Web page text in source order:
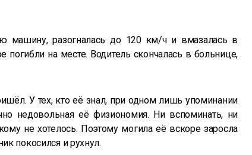
разогналась до 120 км/ч и вмазалась в
погибли на месте. Водитель скончалась в больнице,
У тех, кто её знал, при одном лишь упоминании
недовольная её физиономия. Ни вспоминать, ни
не хотелось. Поэтому могила её вскоре заросла
покосился и рухнул.